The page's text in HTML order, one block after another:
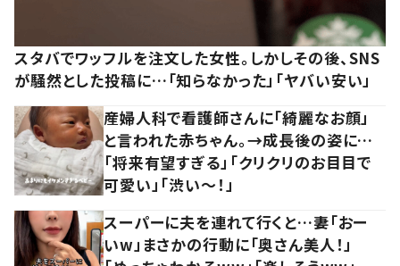
スタバでワッフルを注文した女性。しかしその後、SNS
が騒然とした投稿に…「知らなかった」「ヤバい安い」
産婦人科で看護師さんに「綺麗なお顔」
と言われた赤ちゃん。→成長後の姿に…
「将来有望すぎる」「クリクリのお目目で
可愛い」「渋い～！」
スーパーに夫を連れて行くと…妻「おー
いw」まさかの行動に「奥さん美人！」